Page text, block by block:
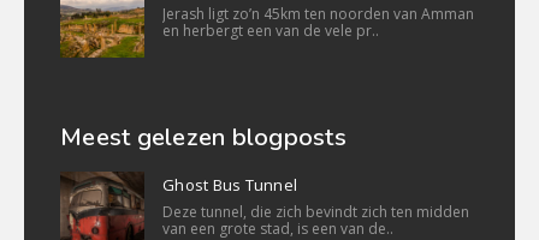
Jerash ligt zo’n 45km ten noorden van Amman
en herbergt een van de vele pr..
Meest gelezen blogposts
Ghost Bus Tunnel
Deze tunnel, die zich bevindt zich ten midden
van een grote stad, is een van de..